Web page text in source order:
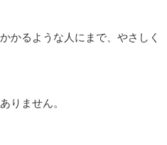
かるような人にまで、やさしく
りません。